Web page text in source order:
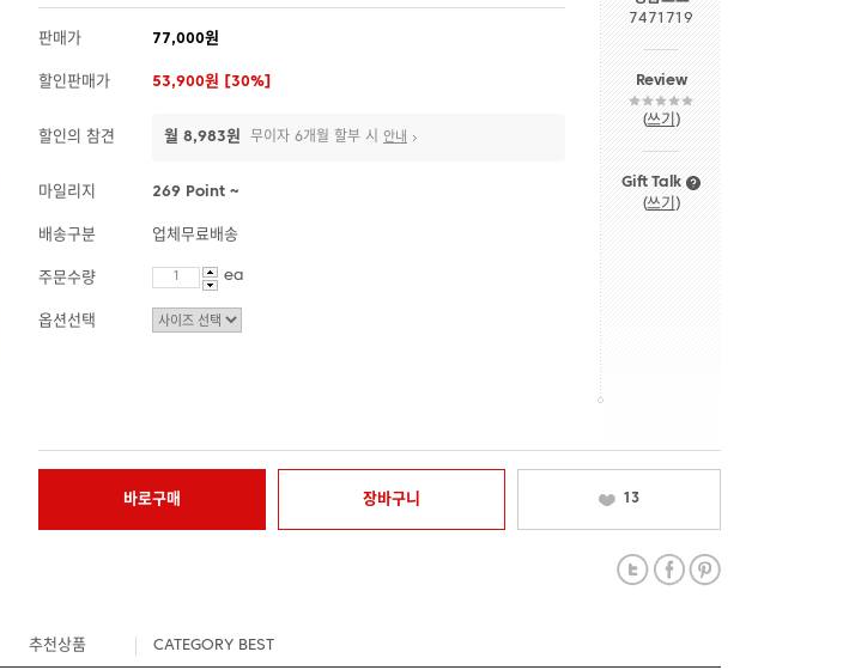
판매가 77,000원
할인판매가 53,900원 [30%]
할인의 참견 월 8,983원 무이자 6개월 할부 시 안내
마일리지 269 Point ~
배송구분 업체무료배송
주문수량 ea
옵션선택
7471719
Review
(쓰기 )
Gift Talk
(쓰기 )
바로구매 장바구니 13
추천상품 CATEGORY BEST